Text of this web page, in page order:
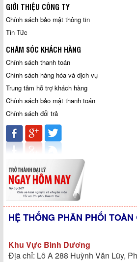
GIỚI THIỆU CÔNG TY
Chính sách bảo mật thông tin
Tin Tức
CHĂM SÓC KHÁCH HÀNG
Chính sách thanh toán
Chính sách hàng hóa và dịch vụ
Trung tâm hỗ trợ khách hàng
Chính sách bảo mật thanh toán
Chính sách đổi trả
HỆ THỐNG PHÂN PHỐI TOÀN
Khu Vực Bình Dương
Địa chỉ: Lô A 288 Huỳnh Văn Lũy,